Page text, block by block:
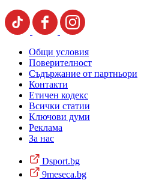
Общи условия
Поверителност
Съдържание от партньори
Контакти
Етичен кодекс
Всички статии
Ключови думи
Реклама
За нас
Dsport.bg
9meseca.bg